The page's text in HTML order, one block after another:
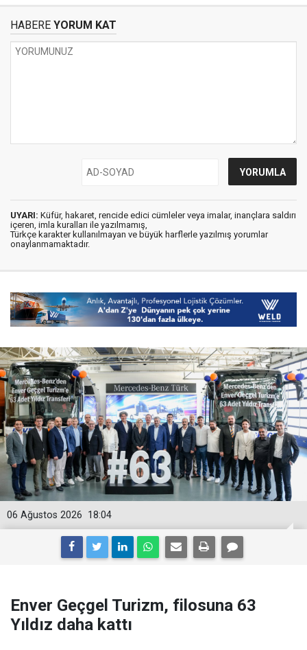
HABERE YORUM KAT
UYARI: Küfür, hakaret, rencide edici cümleler veya imalar, inançlara saldırı
içeren, imla kuralları ile yazılmamış,
Türkçe karakter kullanılmayan ve büyük harflerle yazılmış yorumlar
onaylanmamaktadır.
18:04
06 Ağustos 2026
Enver Geçgel Turizm, filosuna 63
Yıldız daha kattı